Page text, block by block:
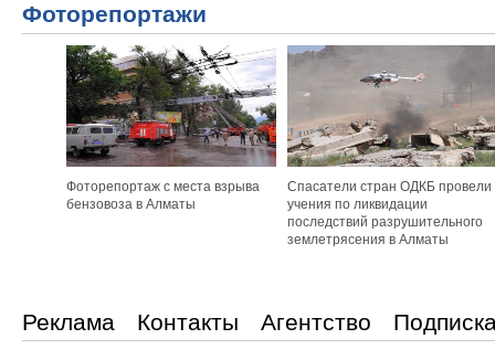
Фоторепортажи
Фоторепортаж с места взрыва
бензовоза в Алматы
Спасатели стран ОДКБ провели
учения по ликвидации
последствий разрушительного
землетрясения в Алматы
Реклама Контакты Агентство